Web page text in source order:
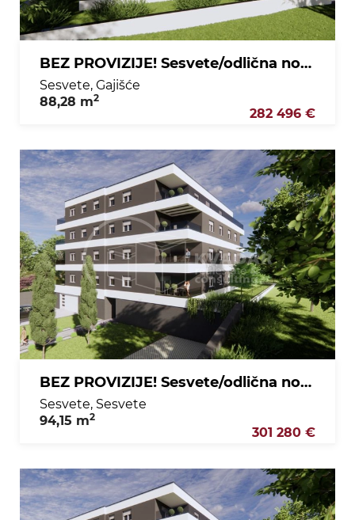
BEZ PROVIZIJE! Sesvete/odlična novogradnja/3soban stan u prizemlju sa vrtom! 88,28 m2
Sesvete, Gajišće
88,28 m2
282 496 €
BEZ PROVIZIJE! Sesvete/odlična novogradanja/4sobni stan, 1. kat /94,15 m2!!
Sesvete, Sesvete
94,15 m2
301 280 €